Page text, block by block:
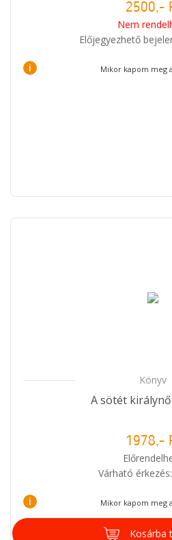
2500,-
Nem
Előjegyezhető
i Mikor kapom meg
Könyv
A sötét
1978,-
Várható
i Mikor kapom meg
Kosárba